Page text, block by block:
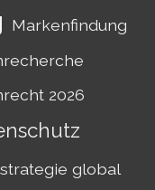
Markenfindung
2026
global